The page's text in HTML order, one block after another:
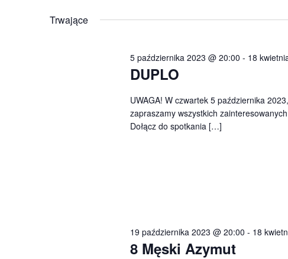
słowa
datę.
Trwające
DUPLO
5 października 2023 @ 20:00 - 18
UWAGA! W czwartek 5 października
zapraszamy wszystkich
Dołącz do spotkania […]
8 Męski Azymut
19 października 2023 @ 20:00 - 18